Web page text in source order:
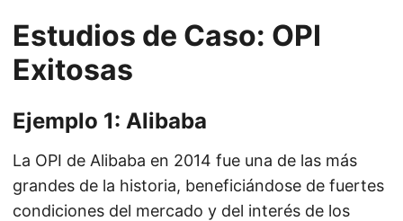
Estudios de Caso: OPI
Exitosas
Ejemplo 1: Alibaba
La OPI de Alibaba en 2014 fue una de las más
grandes de la historia, beneficiándose de fuertes
condiciones del mercado y del interés de los